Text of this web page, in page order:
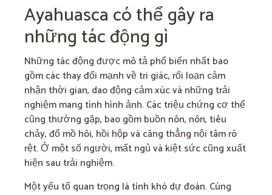
Ayahuasca có thể gây ra
những tác động gì
Những tác động được mô tả phổ biến nhất bao
gồm các thay đổi mạnh về tri giác, rối loạn cảm
nhận thời gian, dao động cảm xúc và những trải
nghiệm mang tính hình ảnh. Các triệu chứng cơ thể
cũng thường gặp, bao gồm buồn nôn, nôn, tiêu
chảy, đổ mồ hôi, hồi hộp và căng thẳng nội tâm rõ
rệt. Ở một số người, mất ngủ và kiệt sức cũng xuất
hiện sau trải nghiệm.
Một yếu tố quan trọng là tính khó dự đoán. Cùng